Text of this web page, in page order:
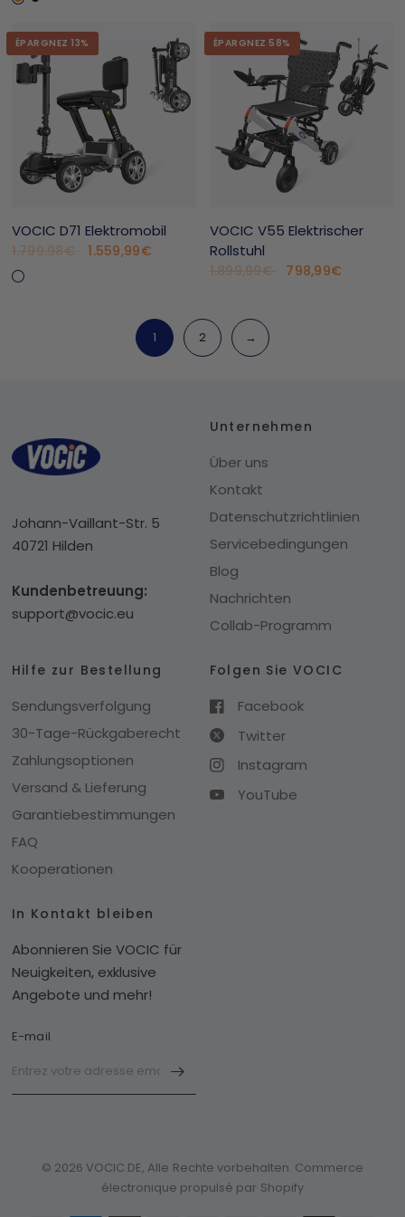
ÉPARGNEZ 13%
VOCIC D71 Elektromobil
1.799,98€ 1.559,99€
Silber(Vorbestellung)
Orange(Vorbestellung)
ÉPARGNEZ 58%
VOCIC V55 Elektrischer
Rollstuhl
1.899,99€ 798,99€
1 2 →
Johann-Vaillant-Str. 5
40721 Hilden
Kundenbetreuung:
support@vocic.eu
Unternehmen
Über uns
Kontakt
Datenschutzrichtlinien
Servicebedingungen
Blog
Nachrichten
Collab-Programm
Hilfe zur Bestellung
Sendungsverfolgung
30-Tage-Rückgaberecht
Zahlungsoptionen
Versand & Lieferung
Garantiebestimmungen
FAQ
Kooperationen
Folgen Sie VOCIC
Facebook
Twitter
Instagram
YouTube
In Kontakt bleiben
Abonnieren Sie VOCIC für
Neuigkeiten, exklusive
Angebote und mehr!
E-mail
© 2026 VOCIC.DE, Alle Rechte vorbehalten. Commerce
électronique propulsé par Shopify